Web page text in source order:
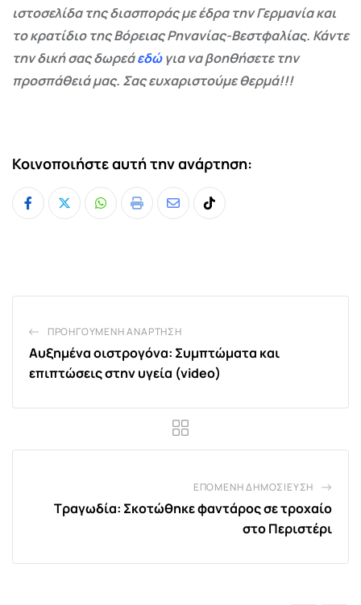
ιστοσελίδα της διασποράς με έδρα την Γερμανία και
το κρατίδιο της Βόρειας Ρηνανίας-Βεστφαλίας. Κάντε
την δική σας δωρεάεδώγια να βοηθήσετε την
προσπάθειά μας. Σας ευχαριστούμε θερμά!!!
Κοινοποιήστε αυτή την ανάρτηση:
Whatsapp
Print
ShareTiktok
ΠΡΟΗΓΟΎΜΕΝΗ ΑΝΆΡΤΗΣΗ
Αυξημένα οιστρογόνα: Συμπτώματα και
επιπτώσεις στην υγεία (video)
ΕΠΌΜΕΝΗ ΔΗΜΟΣΊΕΥΣΗ
Τραγωδία: Σκοτώθηκε φαντάρος σε τροχαίο
στο Περιστέρι